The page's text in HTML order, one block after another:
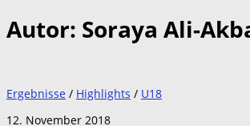
Autor: Soraya Ali-
Ergebnisse / Highlights / U18
12. November 2018